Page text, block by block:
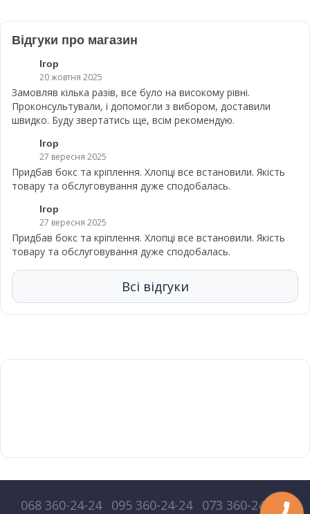
Відгуки про магазин
Ігор
20 жовтня 2025
Замовляв кілька разів, все було на високому рівні.
Проконсультували, і допомогли з вибором, доставили
швидко. Буду звертатись ще, всім рекомендую.
Ігор
27 вересня 2025
Придбав бокс та кріплення. Хлопці все встановили. Якість
товару та обслуговування дуже сподобалась.
Ігор
27 вересня 2025
Придбав бокс та кріплення. Хлопці все встановили. Якість
товару та обслуговування дуже сподобалась.
Всі відгуки
068 360-24-24 095 360-24-24 073 360-24-24